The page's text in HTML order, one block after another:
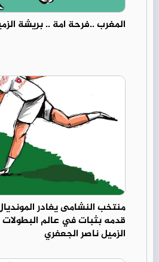
المغرب ..فرحة امة .. بريشة
منتخب النشامى يغادر
قدمه بثبات في عالم البطولات
الزميل ناصر الجعفري